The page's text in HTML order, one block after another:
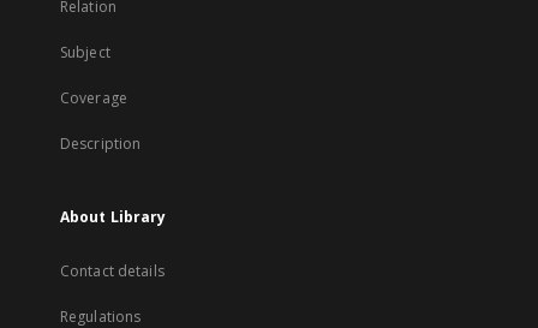
Relation
Subject
Coverage
Description
About Library
Contact details
Regulations